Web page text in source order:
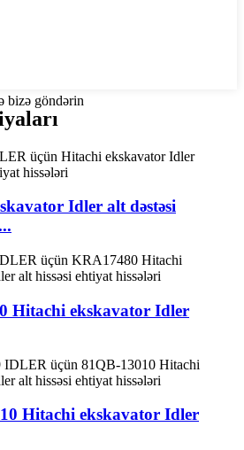
bizə göndərin
Idler alt dəstəsi
Hitachi ekskavator Idler
Hitachi ekskavator Idler